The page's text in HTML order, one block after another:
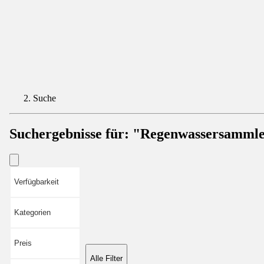
Suche
Suchergebnisse für:
Verfügbarkeit
Kategorien
Preis
Alle Filter